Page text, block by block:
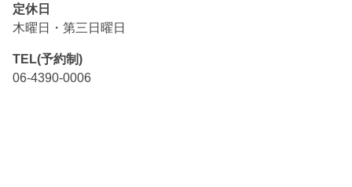
定休日
木曜日・第三日曜日
TEL(予約制)
06-4390-0006